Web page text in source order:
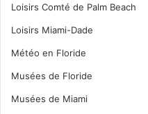
Loisirs Comté de Palm Beach
Loisirs Miami-Dade
Météo en Floride
Musées de Floride
Musées de Miami